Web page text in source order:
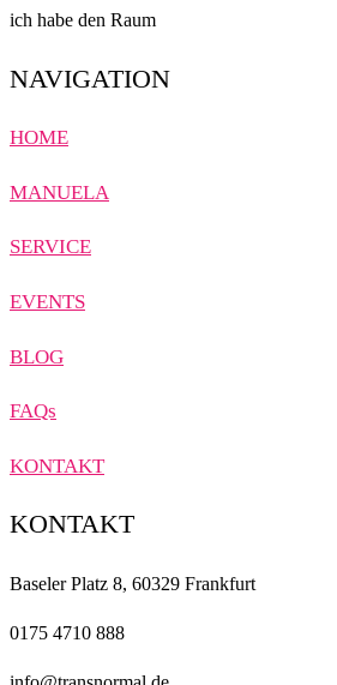
ich habe den Raum
NAVIGATION
HOME
MANUELA
SERVICE
EVENTS
BLOG
FAQs
KONTAKT
KONTAKT
Baseler Platz 8, 60329 Frankfurt
0175 4710 888